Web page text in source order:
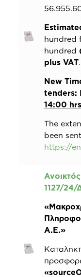
hundred
hundred
plus VAT.
New
tenders:
14:00
The
been
https://
1127/24/
Α.Ε.»